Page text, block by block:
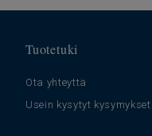
Tuotetuki
Ota yhteyttä
Usein kysytyt kysymykset